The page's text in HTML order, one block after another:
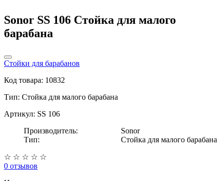
Sonor SS 106 Стойка для малого
барабана
Стойки для барабанов
Код товара: 10832
Тип: Стойка для малого барабана
Артикул: SS 106
Производитель:
Sonor
Тип:
Стойка для малого барабана
☆ ☆ ☆ ☆ ☆
0 отзывов